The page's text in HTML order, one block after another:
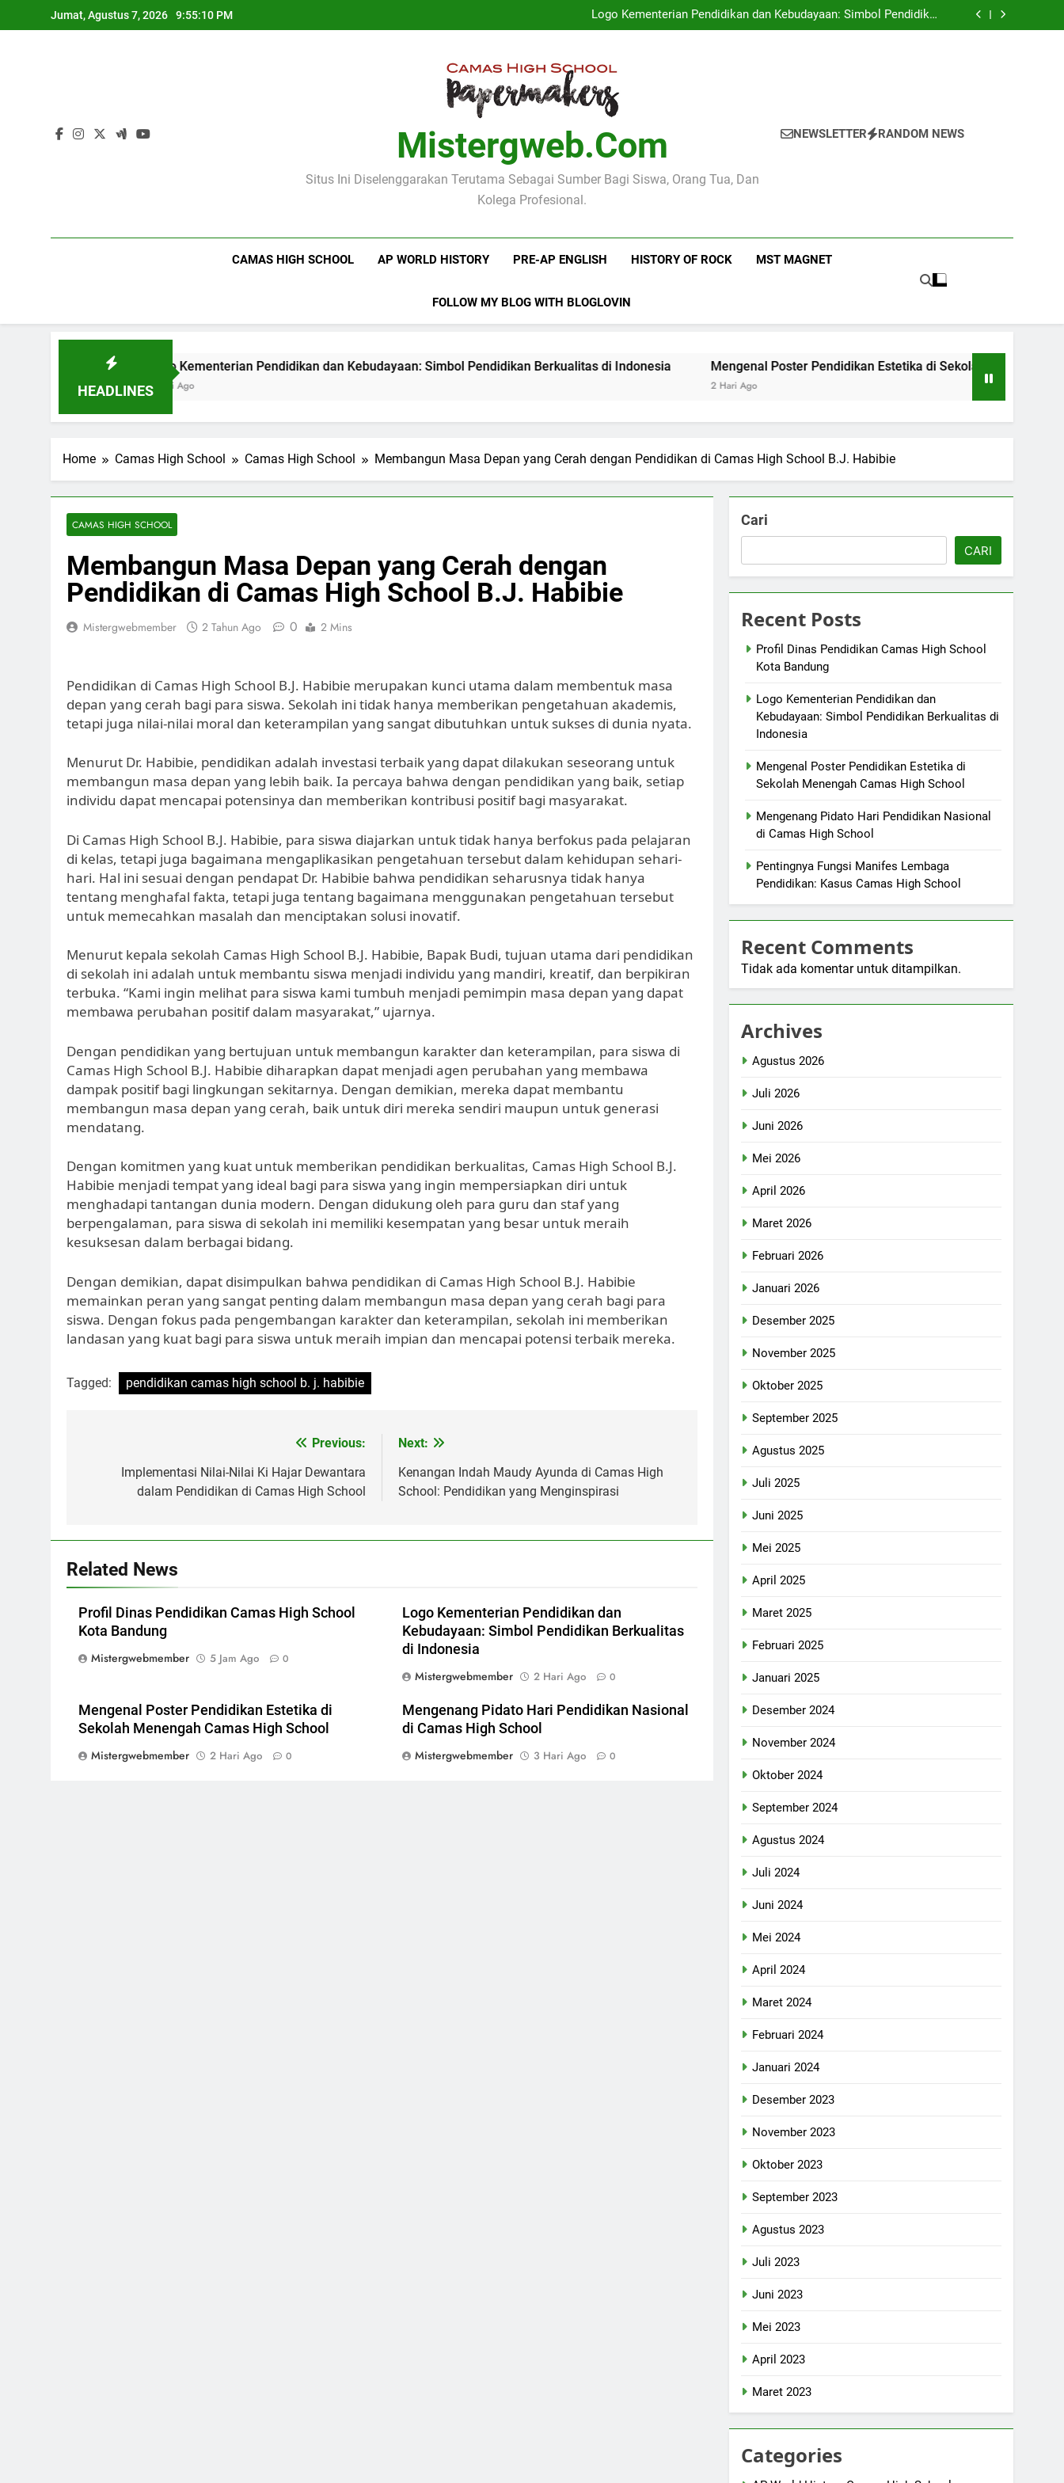
to
Jumat, Agustus 7, 2026 9:55:11 PM
Logo Kementerian Pendidikan dan Kebudayaan: Simbol Pendidikan
Berkualitas di Indonesia
Mengenal Poster Pendidikan Estetika di Sekolah Menengah Camas High
Logo Kementerian Pendidikan dan Kebudayaan: Simbol Pendidikan
Mengenal Poster Pendidikan Estetika di Sekolah Menengah Camas High
Mengenang Pidato Hari Pendidikan Nasional di Camas High School
Mistergweb.com
Situs Ini Diselenggarakan Terutama Sebagai Sumber Bagi Siswa, Orang Tua, Dan
Kolega Profesional.
NEWSLETTER RANDOM NEWS
CAMAS HIGH SCHOOL AP WORLD HISTORY PRE-AP ENGLISH HISTORY OF ROCK MST MAGNET
FOLLOW MY BLOG WITH BLOGLOVIN
HEADLINES
Logo Kementerian Pendidikan dan Kebudayaan: Simbol Pendidikan Berkualitas di Indonesia
2 Hari Ago
Mengenal Poster Pendidikan Estetika di Sekolah Menengah Camas High
Home Camas High School Camas High School Membangun Masa Depan yang Cerah dengan Pendidikan di Camas High School B.J. Habibie
CAMAS HIGH SCHOOL
Membangun Masa Depan yang Cerah dengan
Pendidikan di Camas High School B.J. Habibie
Mistergwebmember 2 Tahun Ago 0 2 Mins
Pendidikan di Camas High School B.J. Habibie merupakan kunci utama dalam membentuk masa
depan yang cerah bagi para siswa. Sekolah ini tidak hanya memberikan pengetahuan akademis,
tetapi juga nilai-nilai moral dan keterampilan yang sangat dibutuhkan untuk sukses di dunia nyata.
Menurut Dr. Habibie, pendidikan adalah investasi terbaik yang dapat dilakukan seseorang untuk
membangun masa depan yang lebih baik. Ia percaya bahwa dengan pendidikan yang baik, setiap
individu dapat mencapai potensinya dan memberikan kontribusi positif bagi masyarakat.
Di Camas High School B.J. Habibie, para siswa diajarkan untuk tidak hanya berfokus pada pelajaran
di kelas, tetapi juga bagaimana mengaplikasikan pengetahuan tersebut dalam kehidupan sehari-
hari. Hal ini sesuai dengan pendapat Dr. Habibie bahwa pendidikan seharusnya tidak hanya
tentang menghafal fakta, tetapi juga tentang bagaimana menggunakan pengetahuan tersebut
untuk memecahkan masalah dan menciptakan solusi inovatif.
Menurut kepala sekolah Camas High School B.J. Habibie, Bapak Budi, tujuan utama dari pendidikan
di sekolah ini adalah untuk membantu siswa menjadi individu yang mandiri, kreatif, dan berpikiran
terbuka. “Kami ingin melihat para siswa kami tumbuh menjadi pemimpin masa depan yang dapat
membawa perubahan positif dalam masyarakat,” ujarnya.
Dengan pendidikan yang bertujuan untuk membangun karakter dan keterampilan, para siswa di
Camas High School B.J. Habibie diharapkan dapat menjadi agen perubahan yang membawa
dampak positif bagi lingkungan sekitarnya. Dengan demikian, mereka dapat membantu
membangun masa depan yang cerah, baik untuk diri mereka sendiri maupun untuk generasi
mendatang.
Dengan komitmen yang kuat untuk memberikan pendidikan berkualitas, Camas High School B.J.
Habibie menjadi tempat yang ideal bagi para siswa yang ingin mempersiapkan diri untuk
menghadapi tantangan dunia modern. Dengan didukung oleh para guru dan staf yang
berpengalaman, para siswa di sekolah ini memiliki kesempatan yang besar untuk meraih
kesuksesan dalam berbagai bidang.
Dengan demikian, dapat disimpulkan bahwa pendidikan di Camas High School B.J. Habibie
memainkan peran yang sangat penting dalam membangun masa depan yang cerah bagi para
siswa. Dengan fokus pada pengembangan karakter dan keterampilan, sekolah ini memberikan
landasan yang kuat bagi para siswa untuk meraih impian dan mencapai potensi terbaik mereka.
Tagged: pendidikan camas high school b. j. habibie
Previous:
Implementasi Nilai-Nilai Ki Hajar Dewantara
dalam Pendidikan di Camas High School
Next:
Kenangan Indah Maudy Ayunda di Camas High
School: Pendidikan yang Menginspirasi
Related News
Profil Dinas Pendidikan Camas High School
Kota Bandung
Mistergwebmember
5 Jam Ago 0
Logo Kementerian Pendidikan dan
Kebudayaan: Simbol Pendidikan Berkualitas
di Indonesia
Mistergwebmember
2 Hari Ago 0
Mengenal Poster Pendidikan Estetika di
Sekolah Menengah Camas High School
Mistergwebmember
2 Hari Ago 0
Mengenang Pidato Hari Pendidikan Nasional
di Camas High School
Mistergwebmember
3 Hari Ago 0
Cari
CARI
Recent Posts
Profil Dinas Pendidikan Camas High School
Kota Bandung
Logo Kementerian Pendidikan dan
Kebudayaan: Simbol Pendidikan Berkualitas di
Indonesia
Mengenal Poster Pendidikan Estetika di
Sekolah Menengah Camas High School
Mengenang Pidato Hari Pendidikan Nasional
di Camas High School
Pentingnya Fungsi Manifes Lembaga
Pendidikan: Kasus Camas High School
Recent Comments
Tidak ada komentar untuk ditampilkan.
Archives
Agustus 2026
Juli 2026
Juni 2026
Mei 2026
April 2026
Maret 2026
Februari 2026
Januari 2026
Desember 2025
November 2025
Oktober 2025
September 2025
Agustus 2025
Juli 2025
Juni 2025
Mei 2025
April 2025
Maret 2025
Februari 2025
Januari 2025
Desember 2024
November 2024
Oktober 2024
September 2024
Agustus 2024
Juli 2024
Juni 2024
Mei 2024
April 2024
Maret 2024
Februari 2024
Januari 2024
Desember 2023
November 2023
Oktober 2023
September 2023
Agustus 2023
Juli 2023
Juni 2023
Mei 2023
April 2023
Maret 2023
Categories